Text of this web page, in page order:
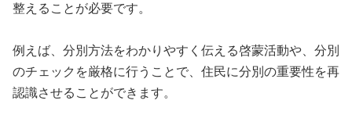
整えることが必要です。
例えば、分別方法をわかりやすく伝える啓蒙活動や、分別
のチェックを厳格に行うことで、住民に分別の重要性を再
認識させることができます。